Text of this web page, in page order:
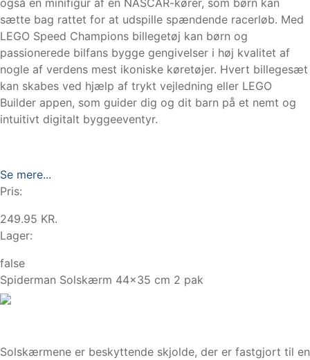
også en minifigur af en NASCAR-kører, som børn kan
sætte bag rattet for at udspille spændende racerløb. Med
LEGO Speed Champions billegetøj kan børn og
passionerede bilfans bygge gengivelser i høj kvalitet af
nogle af verdens mest ikoniske køretøjer. Hvert billegesæt
kan skabes ved hjælp af trykt vejledning eller LEGO
Builder appen, som guider dig og dit barn på et nemt og
intuitivt digitalt byggeeventyr.
Se mere...
Pris:
249.95 KR.
Lager:
false
Spiderman Solskærm 44x35 cm 2 pak
Solskærmene er beskyttende skjolde, der er fastgjort til en